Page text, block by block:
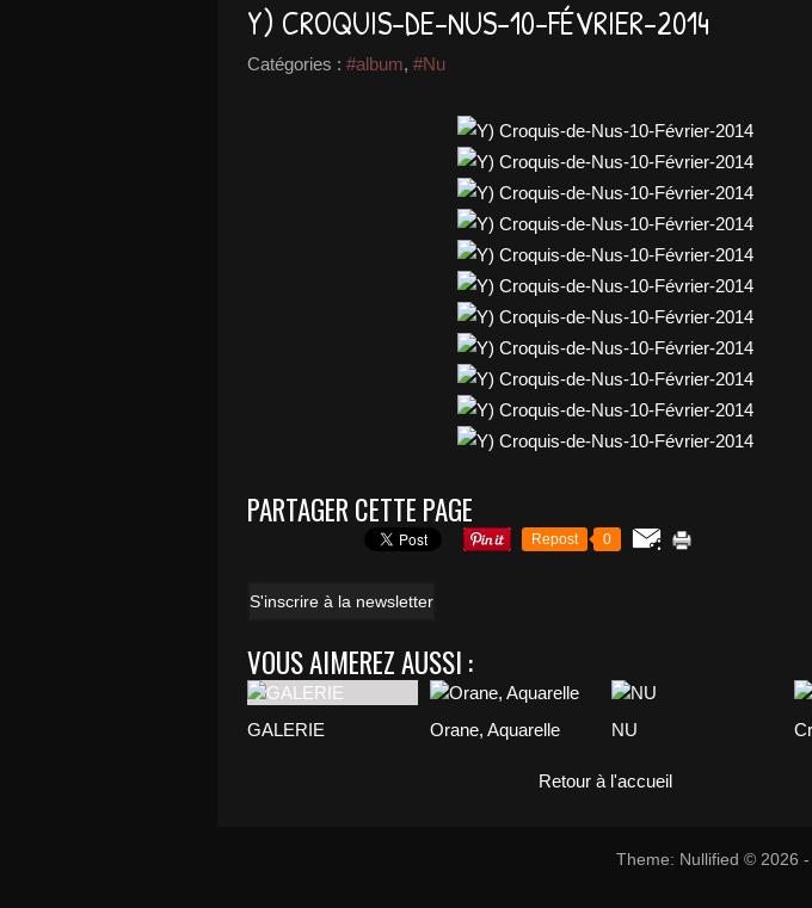
Y) CROQUIS-DE-NUS-10-FÉVRIER-2014
Catégories : #album, #Nu
PARTAGER CETTE PAGE
Repost 0
S'inscrire à la newsletter
VOUS AIMEREZ AUSSI :
GALERIE Orane, Aquarelle NU
Retour à l'accueil
Theme: Nullified © 2026